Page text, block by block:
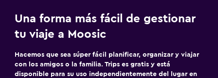
Habitación
Almohada de plumas
Una forma más fácil de gestionar
tu viaje a Moosic
Hacemos que sea súper fácil planificar, organizar y viajar
con los amigos o la familia. Trips es gratis y está
disponible para su uso independientemente del lugar en